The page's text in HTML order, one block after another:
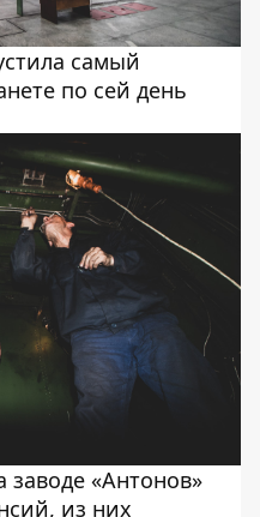
самый
по сей день
«Антонов»
из них